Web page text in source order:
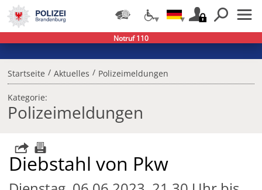
Startseite / Aktuelles / Polizeimeldungen
Kategorie:
Polizeimeldungen
Diebstahl von Pkw
Notruf 110